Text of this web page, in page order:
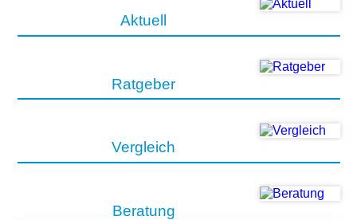
Aktuell
Ratgeber
Vergleich
Beratung